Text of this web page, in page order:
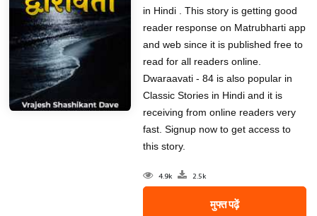
in Hindi . This story is getting good
reader response on Matrubharti app
and web since it is published free to
read for all readers online.
Dwaraavati - 84 is also popular in
Classic Stories in Hindi and it is
receiving from online readers very
fast. Signup now to get access to
this story.
4.9k 2.5k
मुफ्त पढ़ें